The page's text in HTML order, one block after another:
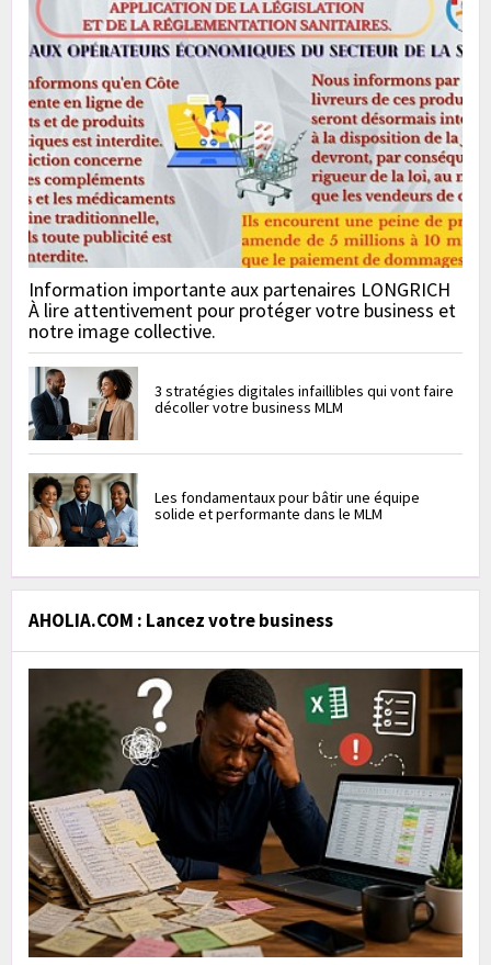
Information importante aux partenaires LONGRICH
À lire attentivement pour protéger votre business et
notre image collective.
3 stratégies digitales infaillibles qui vont faire
décoller votre business MLM
Les fondamentaux pour bâtir une équipe
solide et performante dans le MLM
AHOLIA.COM : Lancez votre business